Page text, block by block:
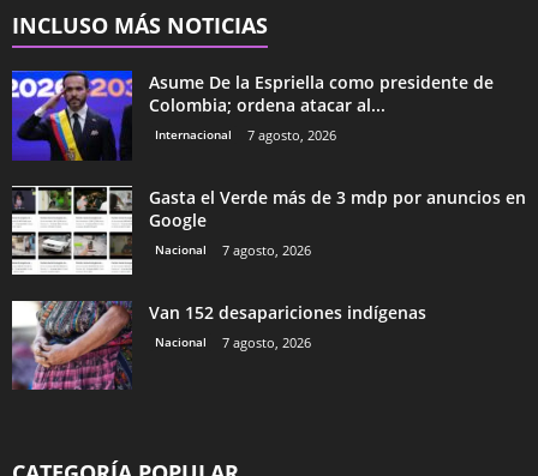
INCLUSO MÁS NOTICIAS
Asume De la Espriella como presidente de
Colombia; ordena atacar al...
Internacional 7 agosto, 2026
Gasta el Verde más de 3 mdp por anuncios en
Google
Nacional 7 agosto, 2026
Van 152 desapariciones indígenas
Nacional 7 agosto, 2026